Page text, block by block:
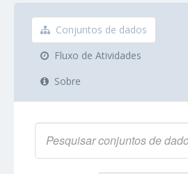
Sobre
Conjuntos de dados
Fluxo de Atividades
Sobre